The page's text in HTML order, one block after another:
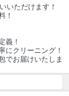
いただけます！
！
義！
にクリーニング！
でお届けいたしま